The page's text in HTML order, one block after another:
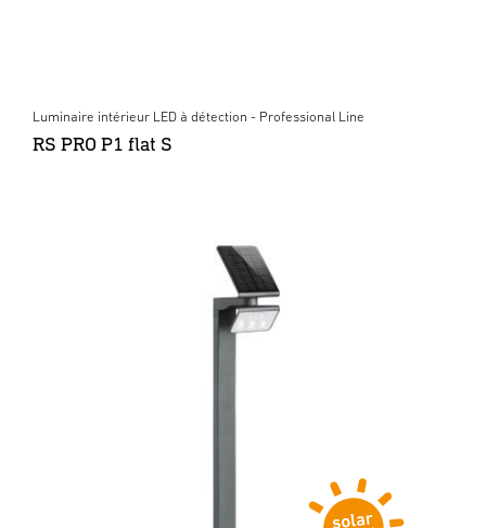
Luminaire intérieur LED à détection - Professional Line
RS PRO P1 flat S